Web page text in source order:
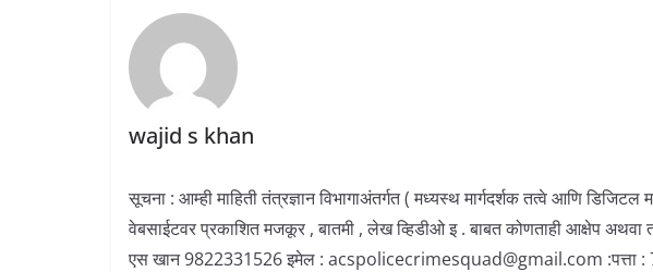
wajid s khan
सूचना : आम्ही माहिती तंत्रज्ञान विभागाअंतर्गत ( मध्यस्थ मार्गदर्शक तत्वे आणि
वेबसाईटवर प्रकाशित मजकूर , बातमी , लेख व्हिडीओ इ . बाबत कोणताही आक्षेप
एस खान 9822331526 इमेल : acspolicecrimesquad@gmail.com :पत्ता :